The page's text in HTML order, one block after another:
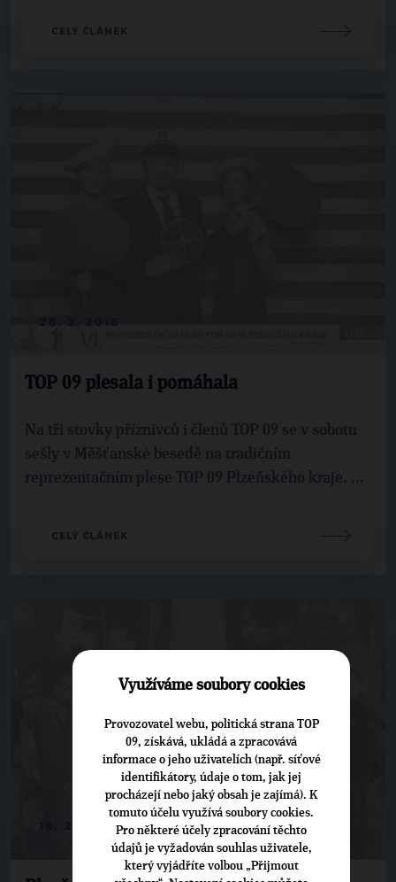
CELÝ ČLÁNEK
TOP 09 plesala i pomáhala
Na tři stovky příznivců i členů TOP 09 se v sobotu
sešly v Měšťanské besedě na tradičním
reprezentačním plese TOP 09 Plzeňského kraje. ...
CELÝ ČLÁNEK
Využíváme soubory cookies
Provozovatel webu, politická strana TOP
09, získává, ukládá a zpracovává
informace o jeho uživatelích (např. síťové
identifikátory, údaje o tom, jak jej
procházejí nebo jaký obsah je zajímá). K
tomuto účelu využívá soubory cookies.
Pro některé účely zpracování těchto
údajů je vyžadován souhlas uživatele,
který vyjádříte volbou „Přijmout